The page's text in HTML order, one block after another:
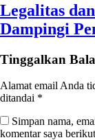
Legalitas
Dampingi
Tinggalkan
Alamat email Anda
ditandai *
Simpan nama,
komentar saya